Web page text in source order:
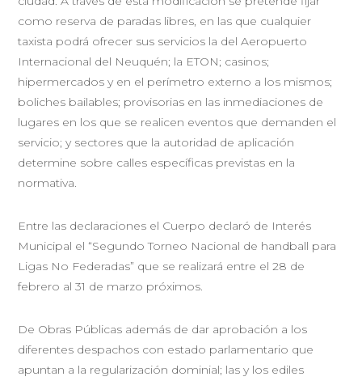
como reserva de paradas libres, en las que cualquier
taxista podrá ofrecer sus servicios la del Aeropuerto
Internacional del Neuquén; la ETON; casinos;
hipermercados y en el perímetro externo a los mismos;
boliches bailables; provisorias en las inmediaciones de
lugares en los que se realicen eventos que demanden el
servicio; y sectores que la autoridad de aplicación
determine sobre calles específicas previstas en la
normativa.
Entre las declaraciones el Cuerpo declaró de Interés
Municipal el “Segundo Torneo Nacional de handball para
Ligas No Federadas” que se realizará entre el 28 de
febrero al 31 de marzo próximos.
De Obras Públicas además de dar aprobación a los
diferentes despachos con estado parlamentario que
apuntan a la regularización dominial; las y los ediles